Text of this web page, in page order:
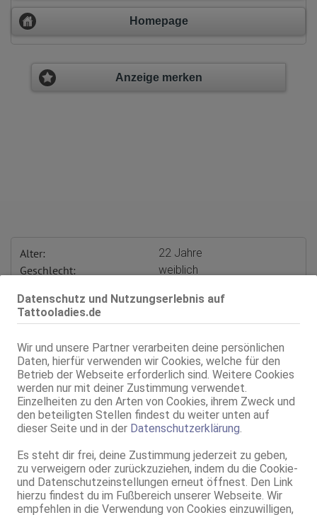
Datenschutz und Nutzungserlebnis auf
Tattooladies.de
Wir und unsere Partner verarbeiten deine persönlichen
Daten, hierfür verwenden wir Cookies, welche für den
Betrieb der Webseite erforderlich sind. Weitere Cookies
werden nur mit deiner Zustimmung verwendet.
Einzelheiten zu den Arten von Cookies, ihrem Zweck und
den beteiligten Stellen findest du weiter unten auf
dieser Seite und in der Datenschutzerklärung
Es steht dir frei, deine Zustimmung jederzeit zu geben,
zu verweigern oder zurückzuziehen, indem du die Cookie-
und Datenschutzeinstellungen erneut öffnest. Den Link
hierzu findest du im Fußbereich unserer Webseite. Wir
empfehlen in die Verwendung von Cookies einzuwilligen,
Homepage
Anzeige merken
Alter: 22 Jahre
Geschlecht: weiblich
Oberweite: 75 B, natur
Typ: osteuropäisch
Intimbereich: total rasiert
Haare: schwarz, rückenlang, glatt
Augen: braun
Haut: mittel
Körperschmuck: BW-Piercing, Tattoos
Verkehr:
GV
Franz.
Franz. bei Ihr
Franz. beidseitig
Span. / BV